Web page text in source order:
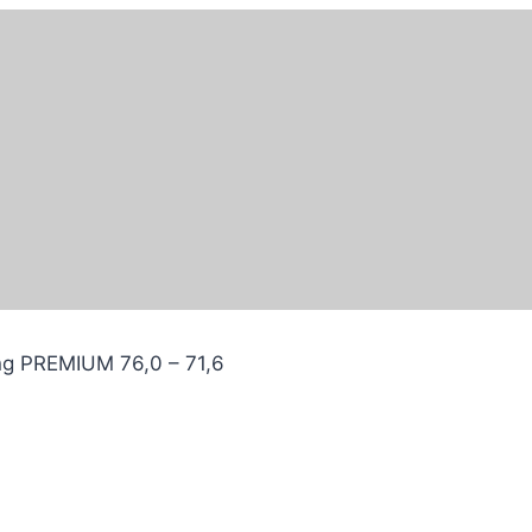
PREMIUM 76,0 – 71,6